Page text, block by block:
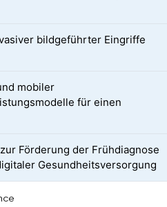
bildgeführter Eingriffe
mobiler
für einen
Förderung der Frühdiagnose
Gesundheitsversorgung